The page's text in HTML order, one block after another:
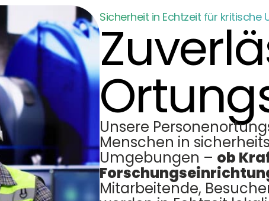
Sicherheit in Echtzeit für kritische
Unsere
Menschen in
Umgebungen – ob
Mitarbeitende,